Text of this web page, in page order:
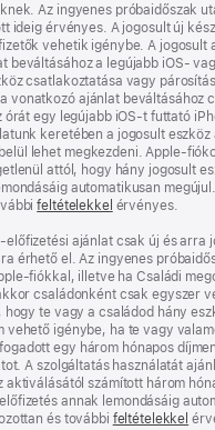
Az ingyenes próbaidőszak
ideig érvényes. A jogosult új
vehetik igénybe. A jogosult
beváltásához a legújabb iOS-
csatlakoztatása vagy
vonatkozó ajánlat beváltásához
órát egy legújabb iOS‑t futtató
keretében a jogosult
lehet megkezdeni. Apple-
attól, hogy hány jogosult
automatikusan
feltételekkel érvényes.
előfizetési ajánlat csak új és arra
érhető el. Az ingyenes
fiókkal, illetve ha Családi
családonként csak egyszer
te vagy a családod hány
vehető igénybe, ha te vagy
egy három hónapos
A szolgáltatás használatát
aktiválásától számított három
annak lemondásáig
és további feltételekkel